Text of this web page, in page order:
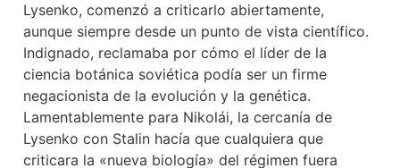
Lysenko, comenzó a criticarlo abiertamente,
aunque siempre desde un punto de vista científico.
Indignado, reclamaba por cómo el líder de la
ciencia botánica soviética podía ser un firme
negacionista de la evolución y la genética.
Lamentablemente para Nikolái, la cercanía de
Lysenko con Stalin hacía que cualquiera que
criticara la «nueva biología» del régimen fuera